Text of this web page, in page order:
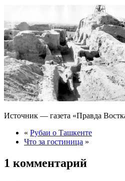
Источник — газета «Правда
« Рубаи о Ташкенте
Что за гостиница »
1 комментарий